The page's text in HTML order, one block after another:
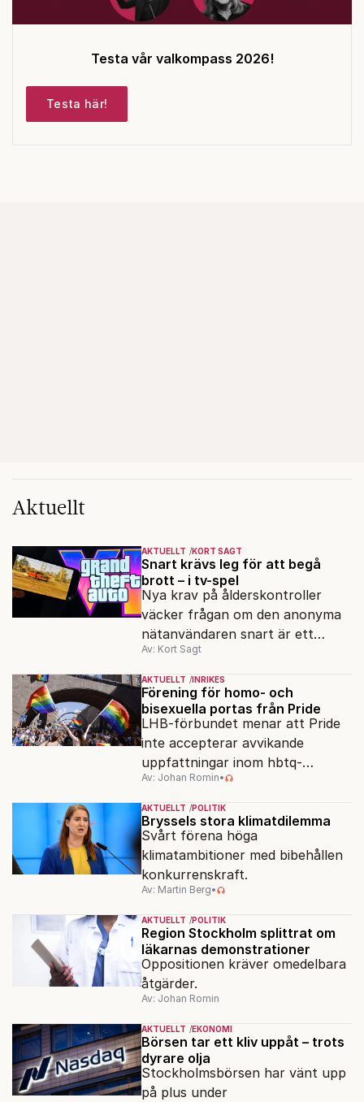
Testa vår valkompass 2026!
Testa här!
Aktuellt
AKTUELLT KORT SAGT
Snart krävs leg för att begå
brott – i tv-spel
Nya krav på ålderskontroller
väcker frågan om den anonyma
nätanvändaren snart är ett
minne blott.
Av: Kort Sagt
AKTUELLT INRIKES
Förening för homo- och
bisexuella portas från Pride
LHB-förbundet menar att Pride
inte accepterar avvikande
uppfattningar inom hbtq-
rörelsen. "Vi har inga problem
med transpersoner", säger
ordföranden Linn Saarinen.
Av: Johan Romin•
AKTUELLT POLITIK
Bryssels stora klimatdilemma
Svårt förena höga
klimatambitioner med bibehållen
konkurrenskraft.
Av: Martin Berg•
AKTUELLT POLITIK
Region Stockholm splittrat om
läkarnas demonstrationer
Oppositionen kräver omedelbara
åtgärder.
Av: Johan Romin
AKTUELLT EKONOMI
Börsen tar ett kliv uppåt – trots
dyrare olja
Stockholmsbörsen har vänt upp
på plus under